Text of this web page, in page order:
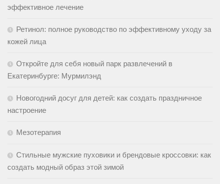
эффективное лечение
Ретинол: полное руководство по эффективному уходу за
кожей лица
Откройте для себя новый парк развлечений в
Екатеринбурге: Мурмилэнд
Новогодний досуг для детей: как создать праздничное
настроение
Мезотерапия
Стильные мужские пуховики и брендовые кроссовки: как
создать модный образ этой зимой